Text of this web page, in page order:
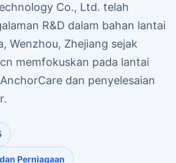
Co., Ltd. telah
R&D dalam bahan lantai
Wenzhou, Zhejiang sejak
memfokuskan pada lantai
dan penyelesaian
Perniagaan